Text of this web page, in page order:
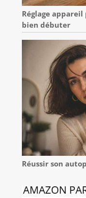
Réglage
bien débuter
Réussir son